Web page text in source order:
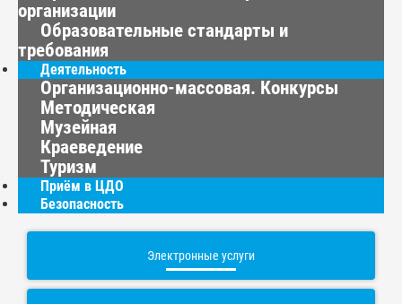
организации
Образовательные стандарты и
требования
Деятельность
Организационно-массовая. Конкурсы
Методическая
Музейная
Краеведение
Туризм
Приём в ЦДО
Безопасность
Электронные услуги